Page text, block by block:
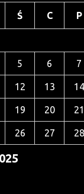
Ś C P
5 6 7
12 13 14
19 20 21
26 27 28